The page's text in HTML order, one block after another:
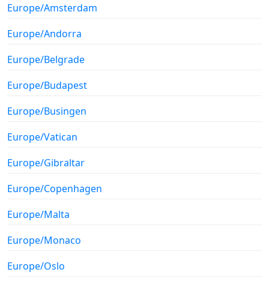
Europe/Amsterdam
Europe/Andorra
Europe/Belgrade
Europe/Budapest
Europe/Busingen
Europe/Vatican
Europe/Gibraltar
Europe/Copenhagen
Europe/Malta
Europe/Monaco
Europe/Oslo